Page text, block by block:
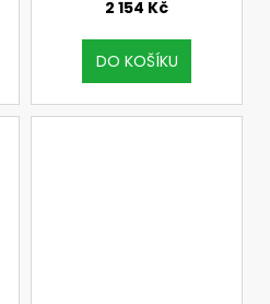
2 154 Kč
DO KOŠÍKU